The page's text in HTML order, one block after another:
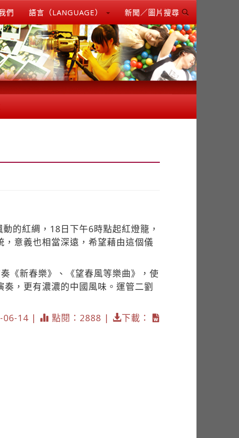
們 語言（LANGUAGE） 新聞／圖片搜尋
的紅綢，18日下午6時點起紅燈籠，
意義也相當深遠，希望藉由這個儀
《新春樂》、《望春風等樂曲》，使
，更有濃濃的中國風味。運管二劉
06-14 | 點閱：2888 | 下載：